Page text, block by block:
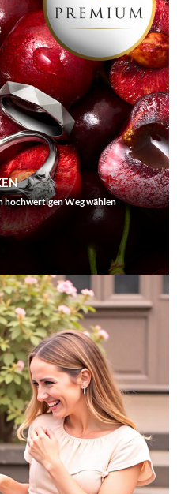
hochwertigen Weg wählen